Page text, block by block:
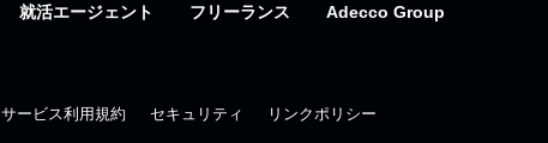
就活エージェント フリーランス Adecco Group
サービス利用規約 セキュリティ リンクポリシー